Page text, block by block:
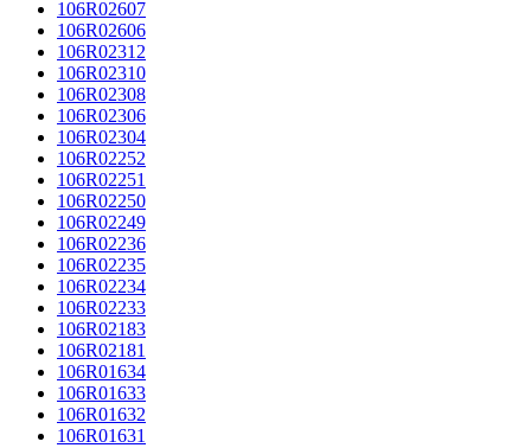
106R02607
106R02606
106R02312
106R02310
106R02308
106R02306
106R02304
106R02252
106R02251
106R02250
106R02249
106R02236
106R02235
106R02234
106R02233
106R02183
106R02181
106R01634
106R01633
106R01632
106R01631